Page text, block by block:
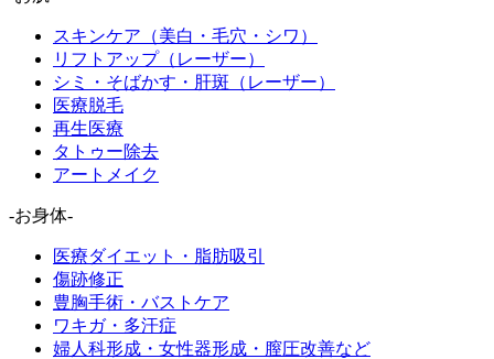
スキンケア（美白・毛穴・シワ）
リフトアップ（レーザー）
シミ・そばかす・肝斑（レーザー）
医療脱毛
再生医療
タトゥー除去
アートメイク
-お身体-
医療ダイエット・脂肪吸引
傷跡修正
豊胸手術・バストケア
ワキガ・多汗症
婦人科形成・女性器形成・膣圧改善など